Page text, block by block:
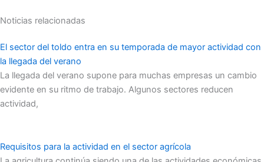
Noticias relacionadas
El sector del toldo entra en su temporada de mayor actividad con
la llegada del verano
La llegada del verano supone para muchas empresas un cambio
evidente en su ritmo de trabajo. Algunos sectores reducen
actividad,
Requisitos para la actividad en el sector agrícola